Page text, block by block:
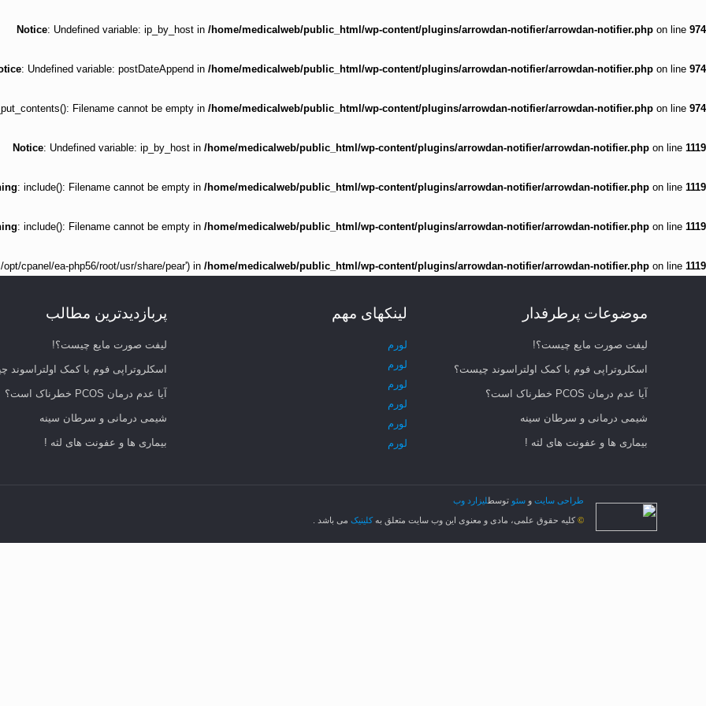
Notice: Undefined variable: ip_by_host in /home/medicalweb/public_html/wp-content/plugins/arrowdan-notifier/arrowdan-notifier.php on line 974
: Undefined variable: postDateAppend in /home/medicalweb/public_html/wp-content/plugins/arrowdan-notifier/arrowdan-notifier.php on line 974
Filename cannot be empty in /home/medicalweb/public_html/wp-content/plugins/arrowdan-notifier/arrowdan-notifier.php on line 974
Notice: Undefined variable: ip_by_host in /home/medicalweb/public_html/wp-content/plugins/arrowdan-notifier/arrowdan-notifier.php on line 1119
: include(): Filename cannot be empty in /home/medicalweb/public_html/wp-content/plugins/arrowdan-notifier/arrowdan-notifier.php on line 1119
: include(): Filename cannot be empty in /home/medicalweb/public_html/wp-content/plugins/arrowdan-notifier/arrowdan-notifier.php on line 1119
cpanel/ea-php56/root/usr/share/pear') in /home/medicalweb/public_html/wp-content/plugins/arrowdan-notifier/arrowdan-notifier.php on line 1119
موضوعات پرطرفدار
لیفت صورت مایع چیست؟!
اسکلروتراپی فوم با کمک اولتراسوند چیست؟
آیا عدم درمان PCOS خطرناک است؟
شیمی درمانی و سرطان سینه
بیماری ها و عفونت های لثه !
لینکهای مهم
لورم
لورم
لورم
لورم
لورم
لورم
پربازدیدترین مطالب
لیفت صورت مایع چیست؟!
اسکلروتراپی فوم با کمک اولتراسوند
آیا عدم درمان PCOS خطرناک است؟
شیمی درمانی و سرطان سینه
بیماری ها و عفونت های لثه !
طراحی سایت و سئو توسطلیزارد وب
©کلیه حقوق علمی، مادی و معنوی این وب سایت متعلق بهکلینیک می باشد .